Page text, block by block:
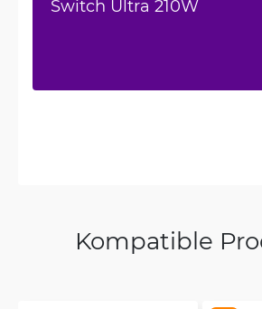
Switch Ultra 210W
Kompatible